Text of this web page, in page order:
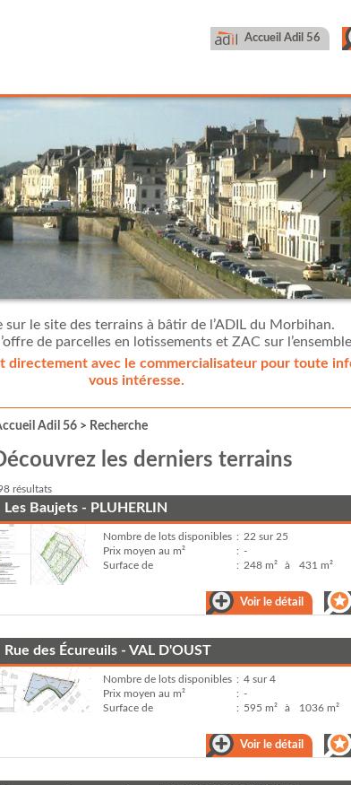
Accueil Adil 56
sur le site des terrains à bâtir de l’ADIL du Morbihan.
de parcelles en lotissements et ZAC sur
directement avec le commercialisateur pour toute
vous intéresse.
Adil 56 > Recherche
Découvrez les derniers terrains
résultats
Les Baujets - PLUHERLIN
Nombre de lots disponibles : 22 sur 25
Prix moyen au m²
: -
Surface de
: 248 m² à 431 m²
Voir le détail
Rue des Écureuils - VAL D'OUST
Nombre de lots disponibles : 4 sur 4
Prix moyen au m²
: -
Surface de
: 595 m² à 1036 m²
Voir le détail